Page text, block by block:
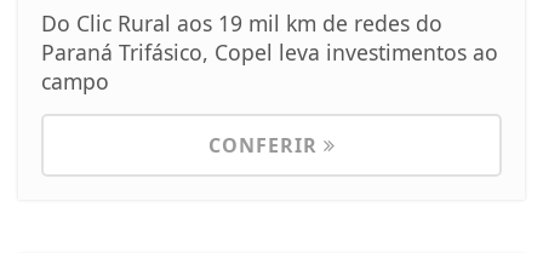
Do Clic Rural aos 19 mil km de redes do
Paraná Trifásico, Copel leva investimentos ao
campo
CONFERIR